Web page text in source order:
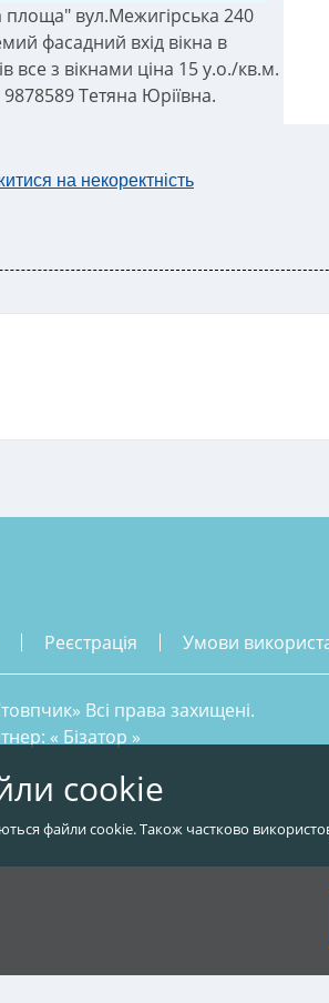
площа" вул.Межигірська 240
фасадний вхід вікна в
все з вікнами ціна 15 у.о./кв.м.
Тетяна Юріївна.
на некоректність
реєстрація умови
Всі права захищені.
« Бізатор »
cookie
файли cookie. Також частково